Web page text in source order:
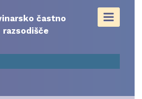
častno
razsodišče